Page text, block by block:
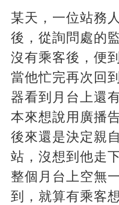
某天，一位站務
後，從詢問處的
沒有乘客後，便
當他忙完再次回
器看到月台上還
本來想說用廣播
後來還是決定親
站，沒想到他走
整個月台上空無
到，就算有乘客